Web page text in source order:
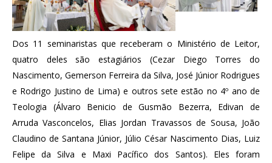
Dos 11 seminaristas que receberam o Ministério de Leitor,
quatro deles são estagiários (Cezar Diego Torres do
Nascimento, Gemerson Ferreira da Silva, José Júnior Rodrigues
e Rodrigo Justino de Lima) e outros sete estão no 4º ano de
Teologia (Álvaro Benicio de Gusmão Bezerra, Edivan de
Arruda Vasconcelos, Elias Jordan Travassos de Sousa, João
Claudino de Santana Júnior, Júlio César Nascimento Dias, Luiz
Felipe da Silva e Maxi Pacífico dos Santos). Eles foram